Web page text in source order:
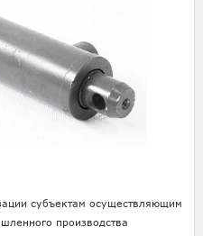
субъектам осуществляющим
производства